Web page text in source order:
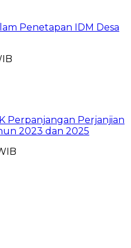
Penetapan IDM Desa
Perpanjangan Perjanjian
2023 dan 2025